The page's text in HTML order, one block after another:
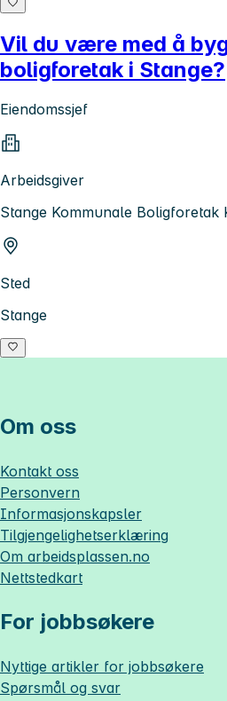
Vil du være med å
boligforetak i Stange?
Eiendomssjef
Arbeidsgiver
Stange Kommunale Boligforetak
Sted
Stange
Om oss
Kontakt oss
Personvern
Informasjonskapsler
Tilgjengelighetserklæring
Om arbeidsplassen.no
Nettstedkart
For jobbsøkere
Nyttige artikler for jobbsøkere
Spørsmål og svar